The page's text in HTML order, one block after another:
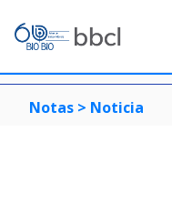
Notas > Noticia